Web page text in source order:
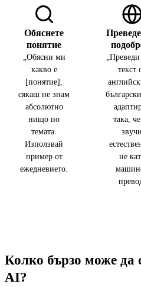
Обяснете
понятие
„Обясни ми
какво е
[понятие],
сякаш не знам
абсолютно
нищо по
темата.
Използвай
пример от
ежедневието.
текст
така,
звучи
не
Колко бързо може да
AI?